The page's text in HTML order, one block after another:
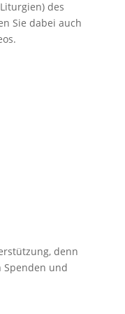
des
Sie dabei auch
denn
und